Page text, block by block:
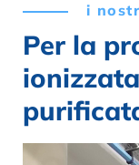
i
Per la